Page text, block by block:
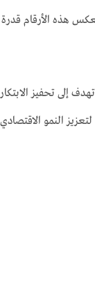
تعكس هذه الأرقام
الرقمي، حيث تهدف إلى
النمو الاقتصادي